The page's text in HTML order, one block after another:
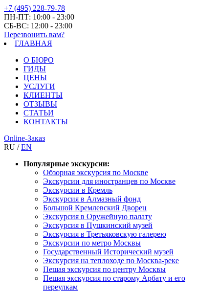
+7 (495) 228-79-78
ПН-ПТ: 10:00 - 23:00
СБ-ВС: 12:00 - 23:00
Перезвонить вам?
ГЛАВНАЯ
О БЮРО
ГИДЫ
ЦЕНЫ
УСЛУГИ
КЛИЕНТЫ
ОТЗЫВЫ
СТАТЬИ
КОНТАКТЫ
Online-Заказ
RU /EN
Популярные экскурсии:
Обзорная экскурсия по Москве
Экскурсии для иностранцев по Москве
Экскурсии в Кремль
Экскурсия в Алмазный фонд
Большой Кремлевский Дворец
Экскурсия в Оружейную палату
Экскурсия в Пушкинский музей
Экскурсия в Третьяковскую галерею
Экскурсии по метро Москвы
Государственный Исторический музей
Экскурсия на теплоходе по Москва-реке
Пешая экскурсия по центру Москвы
Пешая экскурсия по старому Арбату и его
переулкам